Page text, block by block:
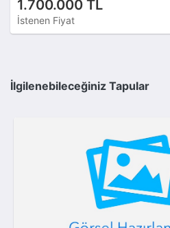
1.700.000 TL
İstenen Fiyat
İlgilenebileceğiniz Tapular